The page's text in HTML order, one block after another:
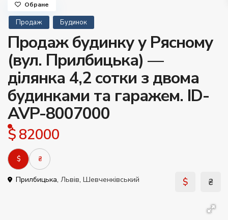
Продаж Будинок
Продаж будинку у Рясному
(вул. Прилбицька) —
ділянка 4,2 сотки з двома
будинками та гаражем. ID-
AVP-8007000
$ 82000
$ ₴
Прилбицька, Львів, Шевченківський
Обране
$ ₴